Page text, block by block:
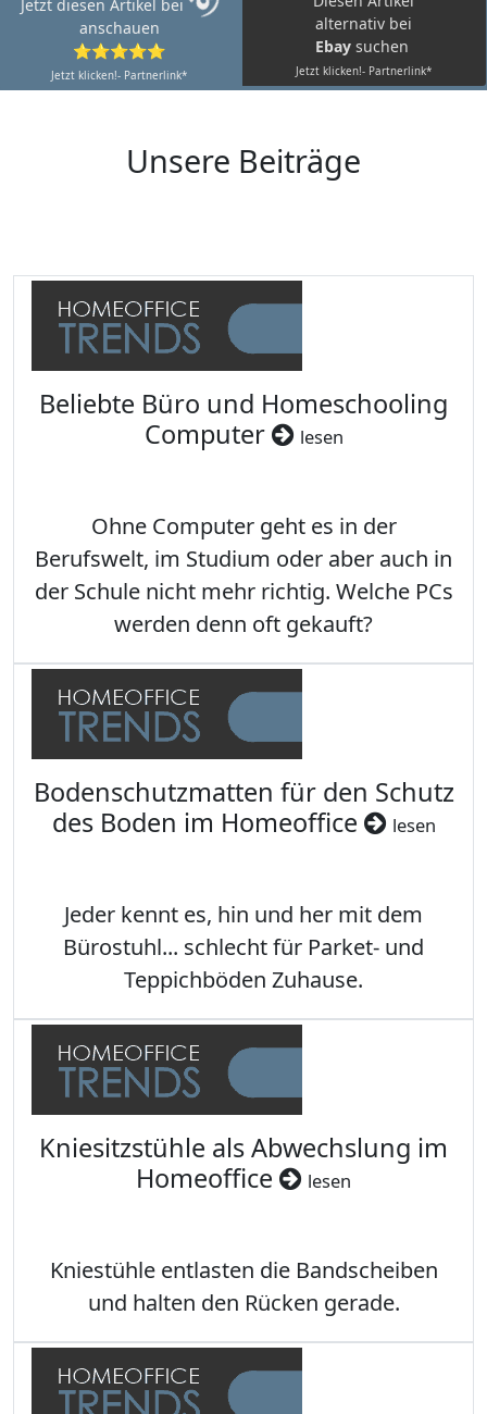
Jetzt diesen Artikel bei
anschauen
⭐⭐⭐⭐⭐
Jetzt klicken!- Partnerlink*
alternativ bei
Ebay suchen
Jetzt klicken!- Partnerlink*
Unsere Beiträge
Beliebte Büro und Homeschooling
Computer
lesen
Ohne Computer geht es in der
Berufswelt, im Studium oder aber auch in
der Schule nicht mehr richtig. Welche PCs
werden denn oft gekauft?
Bodenschutzmatten für den Schutz
des Boden im Homeoffice
lesen
Jeder kennt es, hin und her mit dem
Bürostuhl... schlecht für Parket- und
Teppichböden Zuhause.
Kniesitzstühle als Abwechslung im
Homeoffice
lesen
Kniestühle entlasten die Bandscheiben
und halten den Rücken gerade.